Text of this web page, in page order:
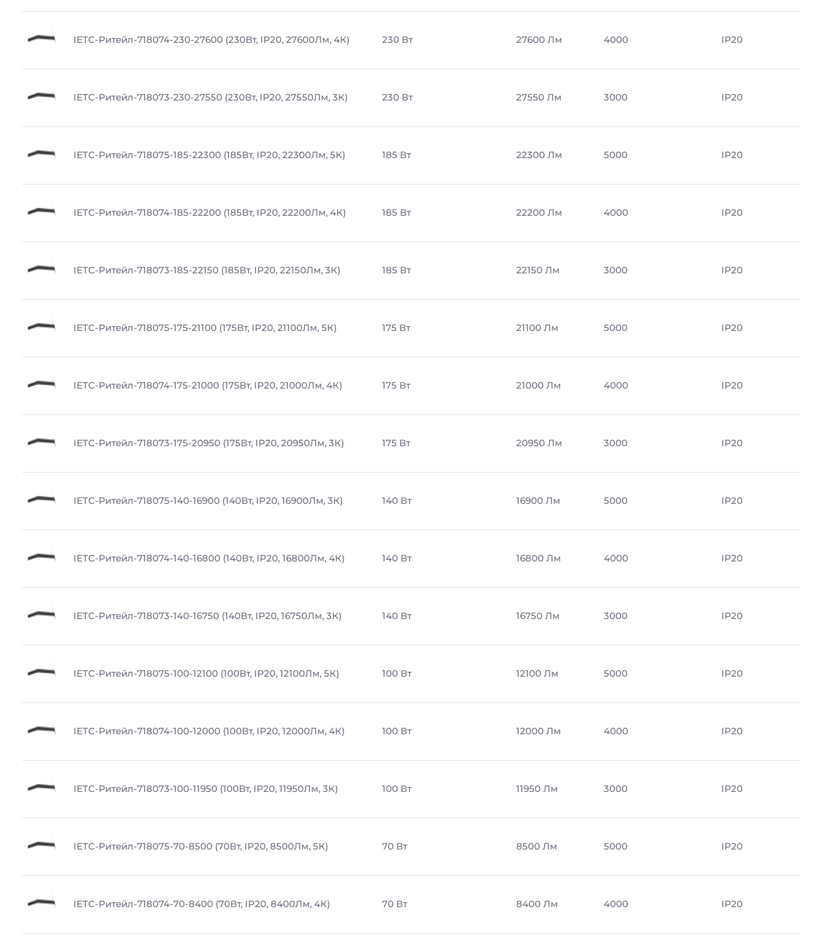
IETC-Ритейл-718074-230-27600 (230Вт, IP20, 27600Лм, 4К) 230 Вт 27600 Лм 4000 IP20
IETC-Ритейл-718073-230-27550 (230Вт, IP20, 27550Лм, 3К) 230 Вт 27550 Лм 3000 IP20
IETC-Ритейл-718075-185-22300 (185Вт, IP20, 22300Лм, 5К) 185 Вт 22300 Лм 5000 IP20
IETC-Ритейл-718074-185-22200 (185Вт, IP20, 22200Лм, 4К) 185 Вт 22200 Лм 4000 IP20
IETC-Ритейл-718073-185-22150 (185Вт, IP20, 22150Лм, 3К) 185 Вт 22150 Лм 3000 IP20
IETC-Ритейл-718075-175-21100 (175Вт, IP20, 21100Лм, 5К) 175 Вт 21100 Лм 5000 IP20
IETC-Ритейл-718074-175-21000 (175Вт, IP20, 21000Лм, 4К) 175 Вт 21000 Лм 4000 IP20
IETC-Ритейл-718073-175-20950 (175Вт, IP20, 20950Лм, 3К) 175 Вт 20950 Лм 3000 IP20
IETC-Ритейл-718075-140-16900 (140Вт, IP20, 16900Лм, 3К) 140 Вт 16900 Лм 5000 IP20
IETC-Ритейл-718074-140-16800 (140Вт, IP20, 16800Лм, 4К) 140 Вт 16800 Лм 4000 IP20
IETC-Ритейл-718073-140-16750 (140Вт, IP20, 16750Лм, 3К) 140 Вт 16750 Лм 3000 IP20
IETC-Ритейл-718075-100-12100 (100Вт, IP20, 12100Лм, 5К) 100 Вт 12100 Лм 5000 IP20
IETC-Ритейл-718074-100-12000 (100Вт, IP20, 12000Лм, 4К) 100 Вт 12000 Лм 4000 IP20
IETC-Ритейл-718073-100-11950 (100Вт, IP20, 11950Лм, 3К) 100 Вт 11950 Лм 3000 IP20
IETC-Ритейл-718075-70-8500 (70Вт, IP20, 8500Лм, 5К) 70 Вт 8500 Лм 5000 IP20
IETC-Ритейл-718074-70-8400 (70Вт, IP20, 8400Лм, 4К) 70 Вт 8400 Лм 4000 IP20